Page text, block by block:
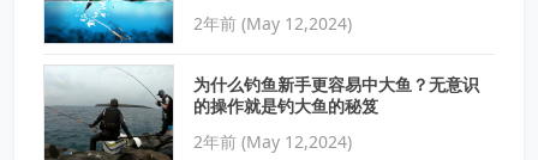
2年前 (May 12,2024)
为什么钓鱼新手更容易中大鱼？无意识
的操作就是钓大鱼的秘笈
2年前 (May 12,2024)